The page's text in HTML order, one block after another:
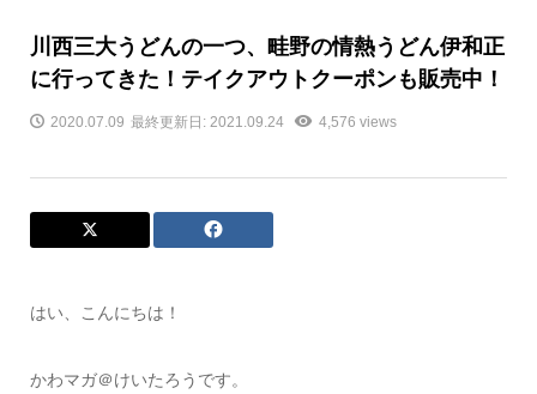
川西三大うどんの一つ、畦野の情熱うどん伊和正
に行ってきた！テイクアウトクーポンも販売中！
2020.07.09 最終更新日: 2021.09.24 4,576 views
はい、こんにちは！
かわマガ＠けいたろうです。